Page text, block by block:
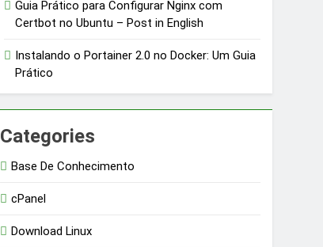
Guia Prático para Configurar Nginx com
Certbot no Ubuntu – Post in English
Instalando o Portainer 2.0 no Docker: Um Guia
Prático
Categories
Base De Conhecimento
cPanel
Download Linux